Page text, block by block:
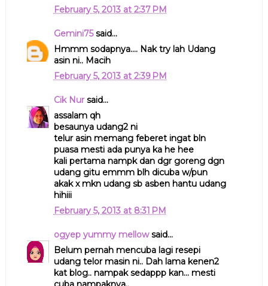
February 5, 2013 at 2:37 PM
Gemini75said...
Hmmm sodapnya.... Nak try lah Udang
asin ni.. Macih
February 5, 2013 at 2:39 PM
Cik Nursaid...
assalam qh
besaunya udang2 ni
telur asin memang feberet ingat bln
puasa mesti ada punya ka he hee
kali pertama nampk dan dgr goreng dgn
udang gitu emmm blh dicuba w/pun
akak x mkn udang sb asben hantu udang
hihiii
February 5, 2013 at 8:31 PM
ogyep yummy mellowsaid...
Belum pernah mencuba lagi resepi
udang telor masin ni.. Dah lama kenen2
kat blog.. nampak sedappp kan... mesti